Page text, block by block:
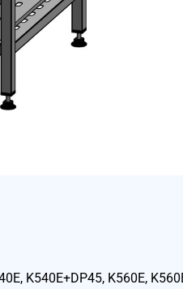
K540E+DP45, K560E,